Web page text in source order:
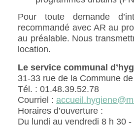
Pour toute demande
recommandé avec AR au
au préalable. Nous
location.
Le service communal
31-33 rue de la Commune
Tél. : 01.48.39.52.78
Courriel :
Horaires d’ouverture :
Du lundi au vendredi 8 h 30